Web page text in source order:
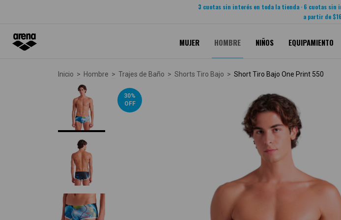
3 cuotas sin interés en toda la tienda · 6 cuotas sin
a partir de
MUJER HOMBRE NIÑOS EQUIPAMIENTO
Inicio > Hombre > Trajes de Baño > Shorts Tiro Bajo > Short Tiro Bajo One Print 550
30%
OFF